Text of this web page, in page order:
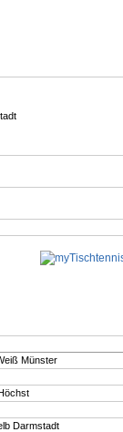
Münster
Darmstadt